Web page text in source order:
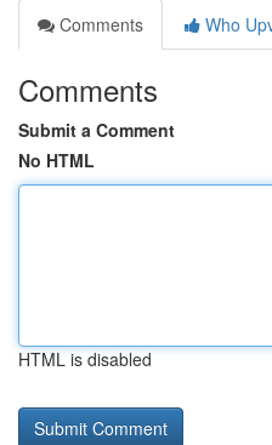
Comments
Who
Comments
Submit a Comment
No HTML
HTML is disabled